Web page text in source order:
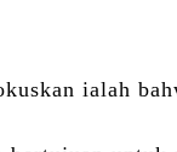
ialah